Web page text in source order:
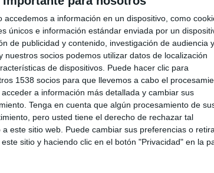
accedemos a información en un dispositivo, como
únicos e información estándar enviada por un
de publicidad y contenido, investigación de audiencia y
nuestros socios podemos utilizar datos de localización
de dispositivos. Puede hacer clic para
1538 socios para que llevemos a cabo el
a información más detallada y cambiar sus
Tenga en cuenta que algún procesamiento de
pero usted tiene el derecho de rechazar tal
este sitio web. Puede cambiar sus preferencias o
sitio y haciendo clic en el botón "Privacidad" en la
un
'Los
La cadena
una flota de
serie para
Disney, un